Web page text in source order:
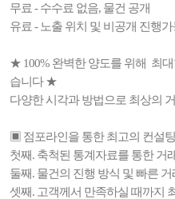
무료 - 수수료 없음, 물건 공개
유료 - 노출 위치 및 비공개 진행
★ 100% 완벽한 양도를 위해 최
습니다 ★
다양한 시각과 방법으로 최상의
▣ 점포라인을 통한 최고의 컨설
첫째. 축척된 통계자료를 통한 거
둘째. 물건의 진행 방식 및 빠른 거
셋째. 고객께서 만족하실 때까지